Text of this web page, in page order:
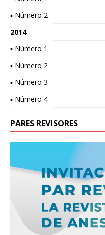
▪ Número 2
2014
▪ Número 1
▪ Número 2
▪ Número 3
▪ Número 4
PARES REVISORES